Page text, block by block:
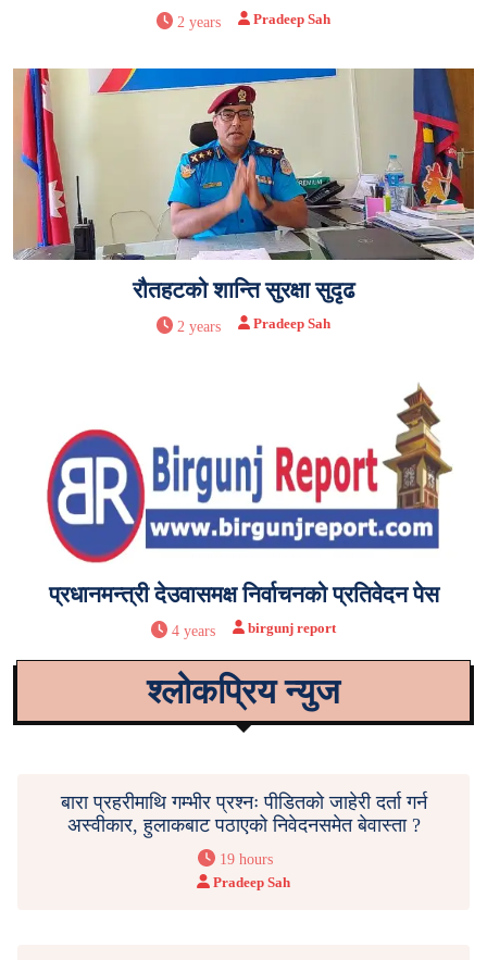
2 years Pradeep Sah
रौतहटको शान्ति सुरक्षा सुदृढ
2 years Pradeep Sah
प्रधानमन्त्री देउवासमक्ष निर्वाचनको प्रतिवेदन पेस
4 years birgunj report
श्लोकप्रिय न्युज
बारा प्रहरीमाथि गम्भीर प्रश्नः पीडितको जाहेरी दर्ता गर्न
अस्वीकार, हुलाकबाट पठाएको निवेदनसमेत बेवास्ता ?
19 hours
Pradeep Sah